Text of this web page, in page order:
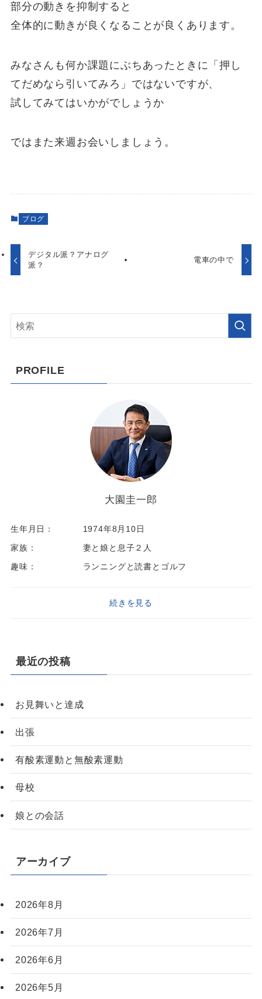
部分の動きを抑制すると
全体的に動きが良くなることが良くあります。
みなさんも何か課題にぶちあったときに「押し
てだめなら引いてみろ」ではないですが、
試してみてはいかがでしょうか
ではまた来週お会いしましょう。
ブログ
デジタル派？アナログ
派？
電車の中で
PROFILE
大園圭一郎
生年月日：
1974年8月10日
家族：
妻と娘と息子２人
趣味：
ランニングと読書とゴルフ
続きを見る
最近の投稿
お見舞いと達成
出張
有酸素運動と無酸素運動
母校
娘との会話
アーカイブ
2026年8月
2026年7月
2026年6月
2026年5月